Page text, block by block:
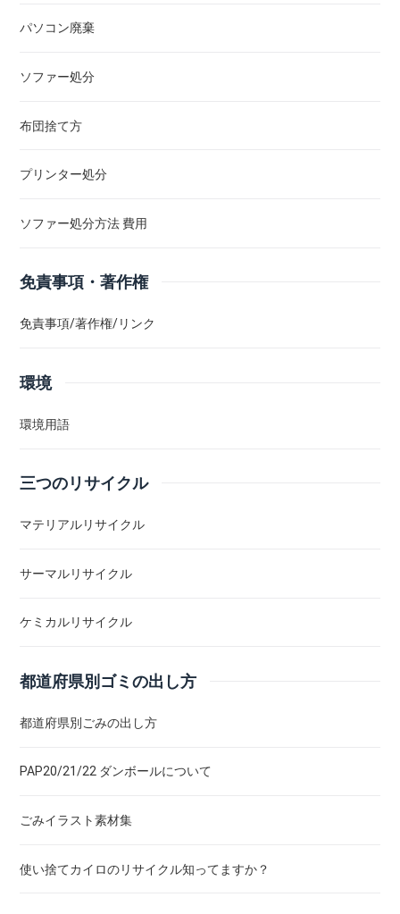
パソコン廃棄
ソファー処分
布団捨て方
プリンター処分
ソファー処分方法 費用
免責事項・著作権
免責事項/著作権/リンク
環境
環境用語
三つのリサイクル
マテリアルリサイクル
サーマルリサイクル
ケミカルリサイクル
都道府県別ゴミの出し方
都道府県別ごみの出し方
PAP20/21/22 ダンボールについて
ごみイラスト素材集
使い捨てカイロのリサイクル知ってますか？